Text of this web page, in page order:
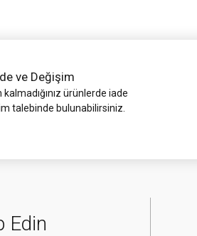
ve Değişim
ürünlerde iade
talebinde bulunabilirsiniz.
Edin